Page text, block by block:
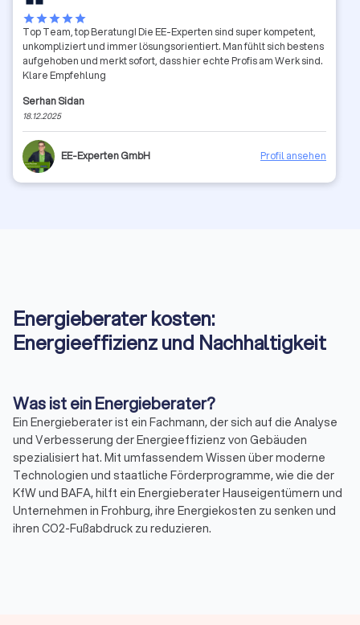
starstarstarstarstar
Top Team, top Beratung! Die EE-Experten sind super kompetent,
unkompliziert und immer lösungsorientiert. Man fühlt sich bestens
aufgehoben und merkt sofort, dass hier echte Profis am Werk sind.
Klare Empfehlung
Serhan Sidan
18.12.2025
EE-Experten GmbH Profil ansehen
Energieberater kosten:
Energieeffizienz und Nachhaltigkeit
Was ist ein Energieberater?
Ein Energieberater ist ein Fachmann, der sich auf die Analyse
und Verbesserung der Energieeffizienz von Gebäuden
spezialisiert hat. Mit umfassendem Wissen über moderne
Technologien und staatliche Förderprogramme, wie die der
KfW und BAFA, hilft ein Energieberater Hauseigentümern und
Unternehmen in Frohburg, ihre Energiekosten zu senken und
ihren CO2-Fußabdruck zu reduzieren.